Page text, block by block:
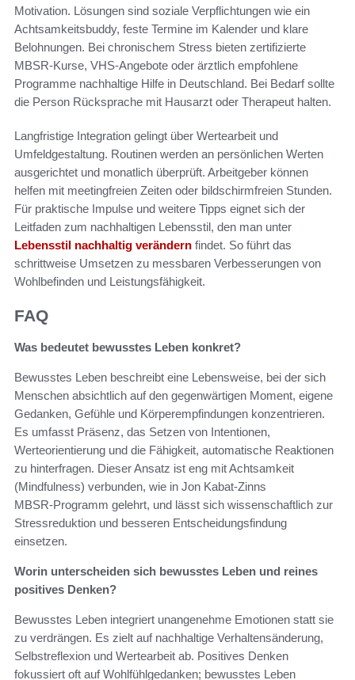
Motivation. Lösungen sind soziale Verpflichtungen wie ein
Achtsamkeitsbuddy, feste Termine im Kalender und klare
Belohnungen. Bei chronischem Stress bieten zertifizierte
MBSR-Kurse, VHS-Angebote oder ärztlich empfohlene
Programme nachhaltige Hilfe in Deutschland. Bei Bedarf sollte
die Person Rücksprache mit Hausarzt oder Therapeut halten.
Langfristige Integration gelingt über Wertearbeit und
Umfeldgestaltung. Routinen werden an persönlichen Werten
ausgerichtet und monatlich überprüft. Arbeitgeber können
helfen mit meetingfreien Zeiten oder bildschirmfreien Stunden.
Für praktische Impulse und weitere Tipps eignet sich der
Leitfaden zum nachhaltigen Lebensstil, den man unter
Lebensstil nachhaltig verändern findet. So führt das
schrittweise Umsetzen zu messbaren Verbesserungen von
Wohlbefinden und Leistungsfähigkeit.
FAQ
Was bedeutet bewusstes Leben konkret?
Bewusstes Leben beschreibt eine Lebensweise, bei der sich
Menschen absichtlich auf den gegenwärtigen Moment, eigene
Gedanken, Gefühle und Körperempfindungen konzentrieren.
Es umfasst Präsenz, das Setzen von Intentionen,
Werteorientierung und die Fähigkeit, automatische Reaktionen
zu hinterfragen. Dieser Ansatz ist eng mit Achtsamkeit
(Mindfulness) verbunden, wie in Jon Kabat‑Zinns
MBSR‑Programm gelehrt, und lässt sich wissenschaftlich zur
Stressreduktion und besseren Entscheidungsfindung
einsetzen.
Worin unterscheiden sich bewusstes Leben und reines
positives Denken?
Bewusstes Leben integriert unangenehme Emotionen statt sie
zu verdrängen. Es zielt auf nachhaltige Verhaltensänderung,
Selbstreflexion und Wertearbeit ab. Positives Denken
fokussiert oft auf Wohlfühlgedanken; bewusstes Leben